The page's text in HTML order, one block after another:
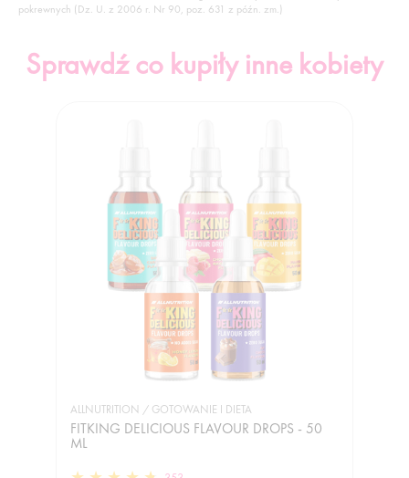
pokrewnych (Dz. U. z 2006 r. Nr 90, poz. 631 z późn. zm.)
Sprawdź co kupiły inne kobiety
ALLNUTRITION / GOTOWANIE I DIETA
FITKING DELICIOUS FLAVOUR DROPS - 50
ML